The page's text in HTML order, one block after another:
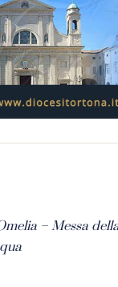
– Messa